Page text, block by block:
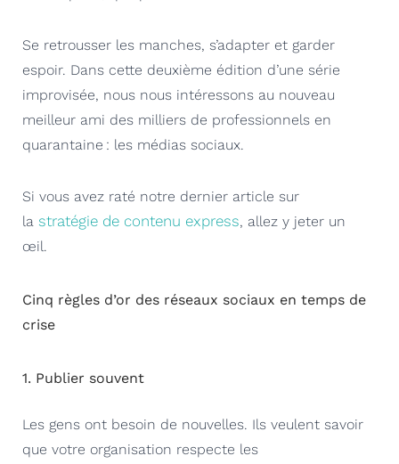
Se retrousser les manches, s’adapter et garder
espoir. Dans cette deuxième édition d’une série
improvisée, nous nous intéressons au nouveau
meilleur ami des milliers de professionnels en
quarantaine : les médias sociaux.
Si vous avez raté notre dernier article sur
la stratégie de contenu express, allez y jeter un
œil.
Cinq règles d’or des réseaux sociaux en temps de
crise
1. Publier souvent
Les gens ont besoin de nouvelles. Ils veulent savoir
que votre organisation respecte les